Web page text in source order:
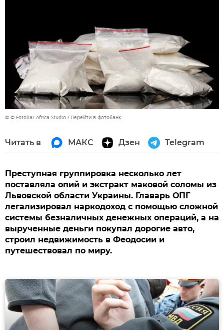
© © Fotolia/ Africa Studio Перейти в фотобанк
Читать в МАКС Дзен Telegram
Преступная группировка несколько лет
поставляла опий и экстракт маковой соломы из
Львовской области Украины. Главарь ОПГ
легализировал наркодоход с помощью сложной
системы безналичных денежных операций, а на
вырученные деньги покупал дорогие авто,
строил недвижимость в Феодосии и
путешествовал по миру.